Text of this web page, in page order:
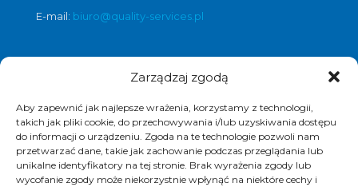
Zarządzaj zgodą
Aby zapewnić jak najlepsze wrażenia, korzystamy z technologii,
takich jak pliki cookie, do przechowywania i/lub uzyskiwania dostępu
do informacji o urządzeniu. Zgoda na te technologie pozwoli nam
przetwarzać dane, takie jak zachowanie podczas przeglądania lub
unikalne identyfikatory na tej stronie. Brak wyrażenia zgody lub
wycofanie zgody może niekorzystnie wpłynąć na niektóre cechy i
E-mail: biuro@quality-services.pl
Oferta usług czyszczenia posadzek i
czyszczenie posadzek Warszawa,
czyszczenie posadzek Łódź,
czyszczenie posadzek Poznań,
czyszczenie posadzek Katowice,